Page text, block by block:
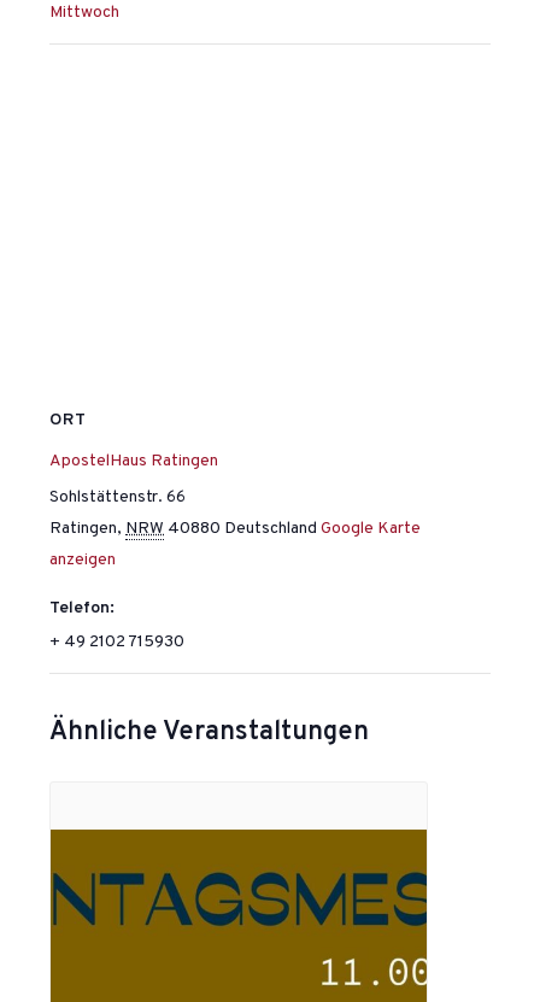
Mittwoch
ORT
ApostelHaus Ratingen
Sohlstättenstr. 66
Ratingen, NRW 40880 Deutschland Google Karte
anzeigen
Telefon:
+ 49 2102 715930
Ähnliche Veranstaltungen